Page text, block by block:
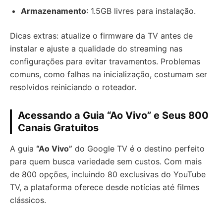
Armazenamento: 1.5GB livres para instalação.
Dicas extras: atualize o firmware da TV antes de
instalar e ajuste a qualidade do streaming nas
configurações para evitar travamentos. Problemas
comuns, como falhas na inicialização, costumam ser
resolvidos reiniciando o roteador.
Acessando a Guia “Ao Vivo” e Seus 800
Canais Gratuitos
A guia “Ao Vivo” do Google TV é o destino perfeito
para quem busca variedade sem custos. Com mais
de 800 opções, incluindo 80 exclusivas do YouTube
TV, a plataforma oferece desde notícias até filmes
clássicos.